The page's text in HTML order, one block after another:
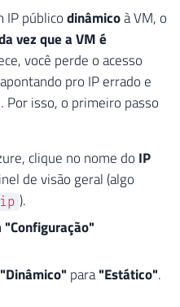
IP públicodinâmicoà VM, o
vez que a VM é
você perde o acesso
pro IP errado e
Por isso, o primeiro passo
clique no nome do IP
de visão geral (algo
).
"Configuração"
"Dinâmico" para"Estático".